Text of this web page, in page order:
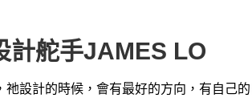
計舵手JAMES LO
祂設計的時候，會有最好的方向，有自己的